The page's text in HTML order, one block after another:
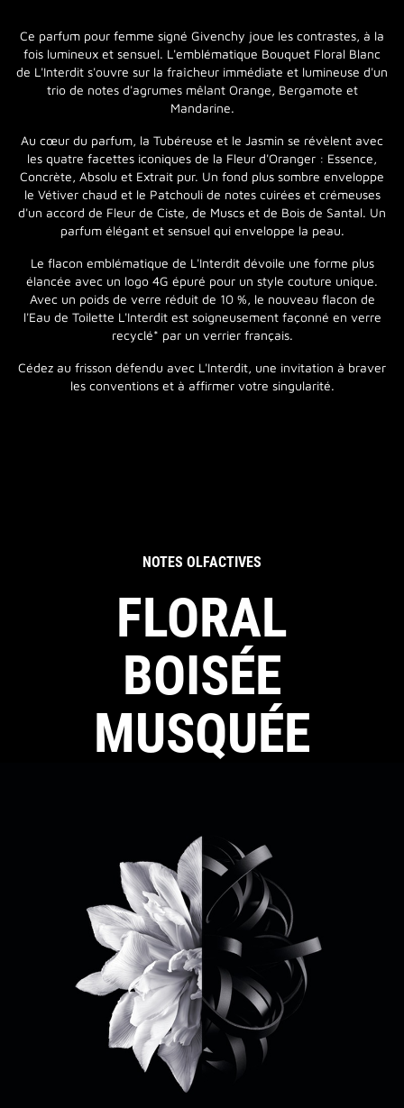
Ce parfum pour femme signé Givenchy joue les contrastes, à la
fois lumineux et sensuel. L'emblématique Bouquet Floral Blanc
de L'Interdit s'ouvre sur la fraîcheur immédiate et lumineuse d'un
trio de notes d'agrumes mêlant Orange, Bergamote et
Mandarine.
Au cœur du parfum, la Tubéreuse et le Jasmin se révèlent avec
les quatre facettes iconiques de la Fleur d'Oranger : Essence,
Concrète, Absolu et Extrait pur. Un fond plus sombre enveloppe
le Vétiver chaud et le Patchouli de notes cuirées et crémeuses
d'un accord de Fleur de Ciste, de Muscs et de Bois de Santal. Un
parfum élégant et sensuel qui enveloppe la peau.
Le flacon emblématique de L'Interdit dévoile une forme plus
élancée avec un logo 4G épuré pour un style couture unique.
Avec un poids de verre réduit de 10 %, le nouveau flacon de
l'Eau de Toilette L'Interdit est soigneusement façonné en verre
recyclé* par un verrier français.
Cédez au frisson défendu avec L'Interdit, une invitation à braver
les conventions et à affirmer votre singularité.
NOTES OLFACTIVES
FLORAL
BOISÉE
MUSQUÉE